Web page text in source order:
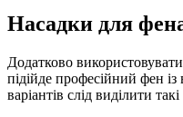
Насадки для
Додатково
підійде професійний фен
варіантів слід виділити